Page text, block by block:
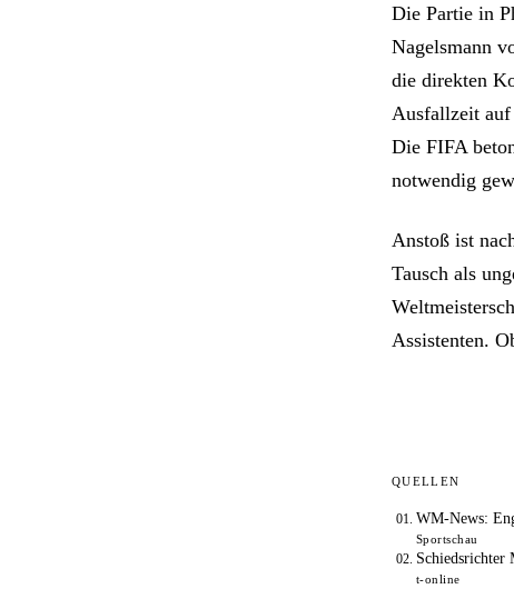
Die Partie in
Nagelsmann
die direkten
Ausfallzeit auf
Die FIFA
notwendig
Anstoß ist
Tausch als
Assistenten.
QUELLEN
WM-News:
Sportschau
t-online